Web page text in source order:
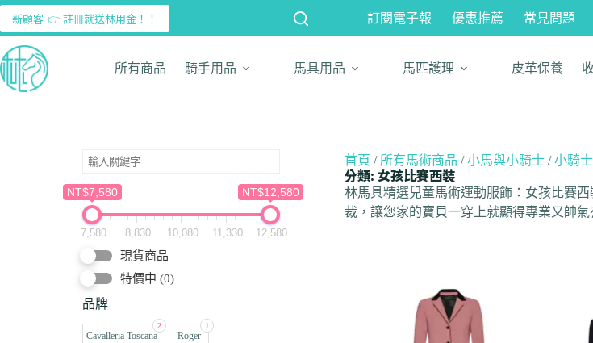
新顧客 👉 註冊就送林用金！！ 訂閱電子報 優惠推薦 常見問題
所有商品 騎手用品 馬具用品 馬匹護理 皮革保養
NT$7,580 NT$12,580
7,580 8,830 10,080 11,330 12,580
現貨商品
特價中 (0)
品牌
2
Cavalleria Toscana
1
Roger
首頁 / 所有馬術商品 /小馬與小騎士 /小騎
分類: 女孩比賽西裝
林馬具精選兒童馬術運動服飾：女孩比賽
裁，讓您家的寶貝一穿上就顯得專業又帥氣